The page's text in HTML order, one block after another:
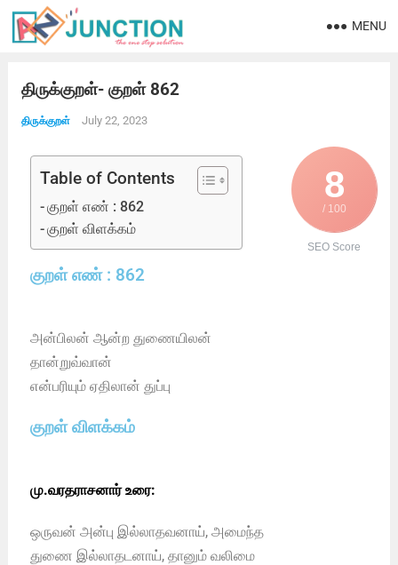
MENU
திருக்குறள்- குறள் 862
திருக்குறள் July 22, 2023
8
/ 100
SEO Score
Table of Contents
குறள் எண் : 862
குறள் விளக்கம்
குறள் எண் : 862
அன்பிலன் ஆன்ற துணையிலன்
தான்றுவ்வான்
என்பரியும் ஏதிலான் துப்பு
குறள் விளக்கம்
மு.வரதராசனார் உரை:
ஒருவன் அன்பு இல்லாதவனாய், அமைந்த
துணை இல்லாதடனாய், தானும் வலிமை